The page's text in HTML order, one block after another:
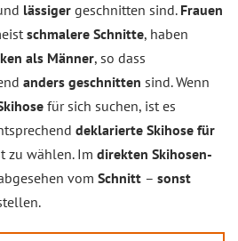
lässiger geschnitten sind. Frauen
schmalere Schnitte, haben
als Männer, so dass
anders geschnitten sind. Wenn
für sich suchen, ist es
deklarierte Skihose für
zu wählen. Im direkten Skihosen-
vom Schnitt – sonst